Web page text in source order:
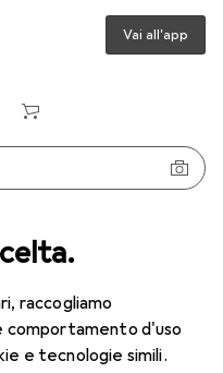
raccogliamo
comportamento d'uso
e tecnologie simili.
Vai all'app